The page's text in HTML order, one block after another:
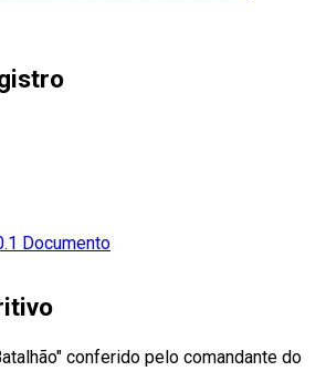
Documento
conferido pelo comandante do